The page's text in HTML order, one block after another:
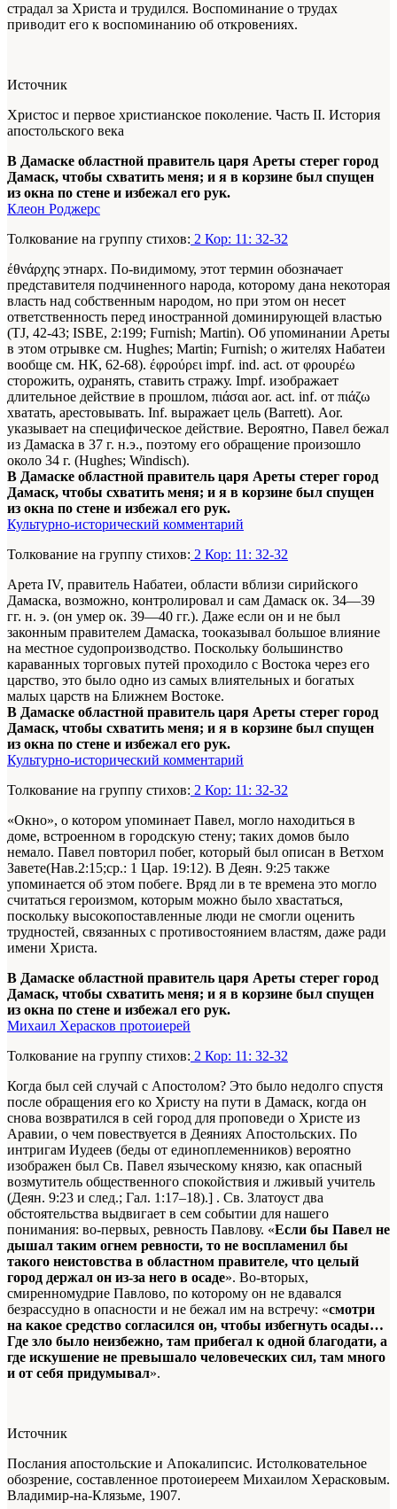
страдал за Христа и трудился. Воспоминание о трудах
приводит его к воспоминанию об откровениях.
Источник
Христос и первое христианское поколение. Часть II. История
апостольского века
В Дамаске областной правитель царя Ареты стерег город
Дамаск, чтобы схватить меня; и я в корзине был спущен
из окна по стене и избежал его рук.
Клеон Роджерс
Толкование на группу стихов: 2 Кор: 11: 32-32
έθνάρχης этнарх. По-видимому, этот термин обозначает
представителя подчиненного народа, которому дана некоторая
власть над собственным народом, но при этом он несет
ответственность перед иностранной доминирующей властью
(TJ, 42-43; ISBE, 2:199; Furnish; Martin). Об упоминании Ареты
в этом отрывке см. Hughes; Martin; Furnish; о жителях Набатеи
вообще см. НК, 62-68). έφρούρει impf. ind. act. от φρουρέω
сторожить, οχранять, ставить стражу. Impf. изображает
длительное действие в прошлом, πιάσαι aor. act. inf. от πιάζω
хватать, арестовывать. Inf. выражает цель (Barrett). Aor.
указывает на специфическое действие. Beроятно, Павел бежал
из Дамаска в 37 г. н.э., поэтому его обращение произошло
около 34 г. (Hughes; Windisch).
В Дамаске областной правитель царя Ареты стерег город
Дамаск, чтобы схватить меня; и я в корзине был спущен
из окна по стене и избежал его рук.
Культурно-исторический комментарий
Толкование на группу стихов: 2 Кор: 11: 32-32
Арета IV, правитель Набатеи, области вблизи сирийского
Дамаска, возможно, контролировал и сам Дамаск ок. 34—39
гг. н. э. (он умер ок. 39—40 гг.). Даже если он и не был
законным правителем Дамаска, тооказывал большое влияние
на местное судопроизводство. Поскольку большинство
караванных торговых путей проходило с Востока через его
царство, это было одно из самых влиятельных и богатых
малых царств на Ближнем Востоке.
В Дамаске областной правитель царя Ареты стерег город
Дамаск, чтобы схватить меня; и я в корзине был спущен
из окна по стене и избежал его рук.
Культурно-исторический комментарий
Толкование на группу стихов: 2 Кор: 11: 32-32
«Окно», о котором упоминает Павел, могло находиться в
доме, встроенном в городскую стену; таких домов было
немало. Павел повторил побег, который был описан в Ветхом
Завете(Нав.2:15;ср.: 1 Цар. 19:12). В Деян. 9:25 также
упоминается об этом побеге. Вряд ли в те времена это могло
считаться героизмом, которым можно было хвастаться,
поскольку высокопоставленные люди не смогли оценить
трудностей, связанных с противостоянием властям, даже ради
имени Христа.
В Дамаске областной правитель царя Ареты стерег город
Дамаск, чтобы схватить меня; и я в корзине был спущен
из окна по стене и избежал его рук.
Михаил Херасков протоиерей
Толкование на группу стихов: 2 Кор: 11: 32-32
Когда был сей случай с Апостолом? Это было недолго спустя
после обращения его ко Христу на пути в Дамаск, когда он
снова возвратился в сей город для проповеди о Христе из
Аравии, о чем повествуется в Деяниях Апостольских. По
интригам Иудеев (беды от единоплеменников) вероятно
изображен был Св. Павел языческому князю, как опасный
возмутитель общественного спокойствия и лживый учитель
(Деян. 9:23 и след.; Гал. 1:17–18).] . Св. Златоуст два
обстоятельства выдвигает в сем событии для нашего
понимания: во-первых, ревность Павлову. «Если бы Павел не
дышал таким огнем ревности, то не воспламенил бы
такого неистовства в областном правителе, что целый
город держал он из-за него в осаде». Во-вторых,
смиренномудрие Павлово, по которому он не вдавался
безрассудно в опасности и не бежал им на встречу: «смотри
на какое средство согласился он, чтобы избегнуть осады…
Где зло было неизбежно, там прибегал к одной благодати, а
где искушение не превышало человеческих сил, там много
и от себя придумывал».
Источник
Послания апостольские и Апокалипсис. Истолковательное
обозрение, составленное протоиереем Михаилом Херасковым.
Владимир-на-Клязьме, 1907.